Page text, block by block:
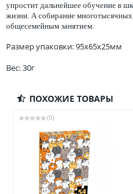
упростит дальнейшее обучение в
жизни. А собирание многотысячных
общесемейным занятием.
Размер упаковки: 95x65x25мм
Вес: 30г
ПОХОЖИЕ ТОВАРЫ
(0)